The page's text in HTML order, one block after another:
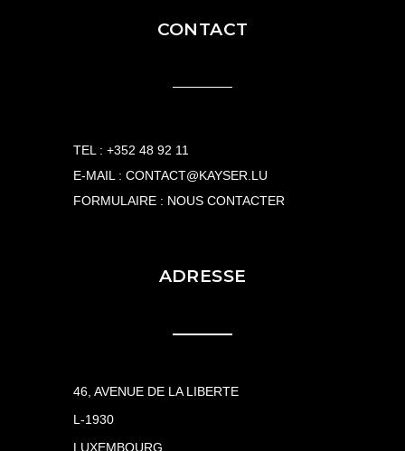
CONTACT
TEL :+352 48 92 11
E-MAIL :CONTACT@KAYSER.LU
FORMULAIRE : NOUS CONTACTER
ADRESSE
46, AVENUE DE LA LIBERTE
L-1930
LUXEMBOURG